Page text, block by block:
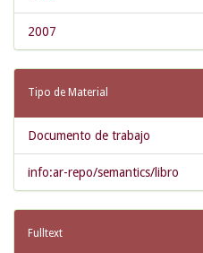
2007
Tipo de Material
Documento de trabajo
info:ar-repo/semantics/libro
Fulltext